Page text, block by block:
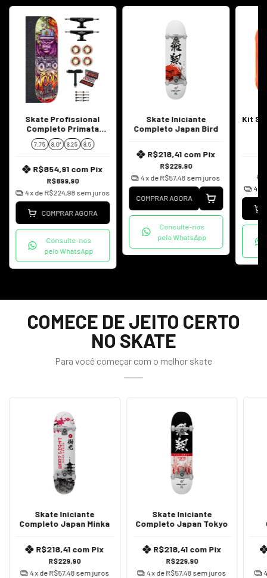
Skate Profissional
Completo Primata
Radio
7,75 8.0" 8,25 8,5
R$899,90
R$854,91 com Pix
4x de R$224,98 sem juros
COMPRAR AGORA
Consulte-nos
pelo WhatsApp
Skate Iniciante
Completo Japan Bird
R$229,90
R$218,41 com Pix
4x de R$57,48 sem juros
COMPRAR AGORA
Consulte-nos
pelo WhatsApp
Kit
4
COMECE DE JEITO CERTO
NO SKATE
Para você começar com o melhor skate
Skate Iniciante
Completo Japan Minka
R$229,90
R$218,41 com Pix
4x de R$57,48 sem juros
Skate Iniciante
Completo Japan Tokyo
R$229,90
R$218,41 com Pix
4x de R$57,48 sem juros